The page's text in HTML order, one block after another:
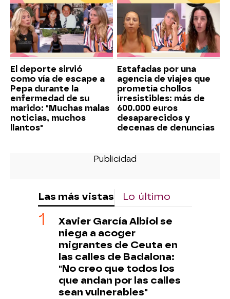
El deporte sirvió
como vía de escape a
Pepa durante la
enfermedad de su
marido: "Muchas malas
noticias, muchos
llantos"
Estafadas por una
agencia de viajes que
prometía chollos
irresistibles: más de
600.000 euros
desaparecidos y
decenas de denuncias
Las más vistas Lo último
Xavier García Albiol se
niega a acoger
migrantes de Ceuta en
las calles de Badalona:
"No creo que todos los
que andan por las calles
sean vulnerables"